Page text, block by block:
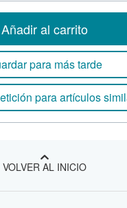
Añadir al carrito
para más tarde
para artículos
VOLVER AL INICIO